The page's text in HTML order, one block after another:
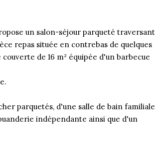
un salon-séjour parqueté traversant
repas située en contrebas de quelques
de 16 m² équipée d'un barbecue
parquetés, d'une salle de bain familiale
indépendante ainsi que d'un